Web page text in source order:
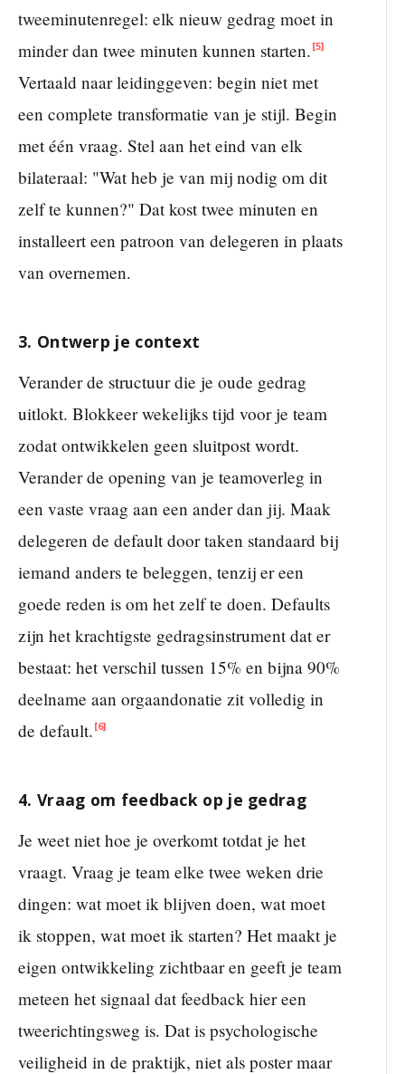
tweeminutenregel: elk nieuw gedrag moet in
minder dan twee minuten kunnen starten. [5]
Vertaald naar leidinggeven: begin niet met
een complete transformatie van je stijl. Begin
met één vraag. Stel aan het eind van elk
bilateraal: "Wat heb je van mij nodig om dit
zelf te kunnen?" Dat kost twee minuten en
installeert een patroon van delegeren in plaats
van overnemen.
3. Ontwerp je context
Verander de structuur die je oude gedrag
uitlokt. Blokkeer wekelijks tijd voor je team
zodat ontwikkelen geen sluitpost wordt.
Verander de opening van je teamoverleg in
een vaste vraag aan een ander dan jij. Maak
delegeren de default door taken standaard bij
iemand anders te beleggen, tenzij er een
goede reden is om het zelf te doen. Defaults
zijn het krachtigste gedragsinstrument dat er
bestaat: het verschil tussen 15% en bijna 90%
deelname aan orgaandonatie zit volledig in
de default. [6]
4. Vraag om feedback op je gedrag
Je weet niet hoe je overkomt totdat je het
vraagt. Vraag je team elke twee weken drie
dingen: wat moet ik blijven doen, wat moet
ik stoppen, wat moet ik starten? Het maakt je
eigen ontwikkeling zichtbaar en geeft je team
meteen het signaal dat feedback hier een
tweerichtingsweg is. Dat is psychologische
veiligheid in de praktijk, niet als poster maar